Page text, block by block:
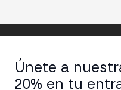
Únete a
20% en tu